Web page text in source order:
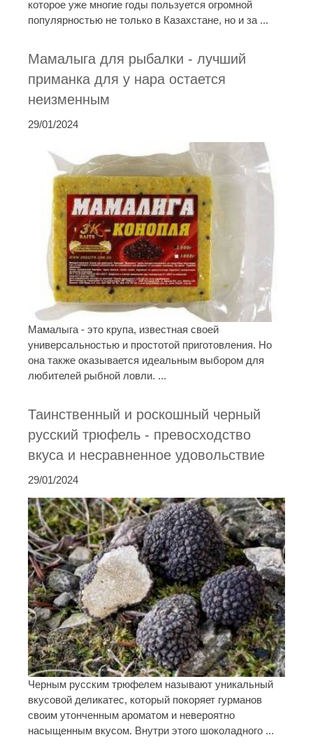
которое уже многие годы пользуется огромной
популярностью не только в Казахстане, но и за ...
Мамалыга для рыбалки - лучший
приманка для у нара остается
неизменным
29/01/2024
Мамалыга - это крупа, известная своей
универсальностью и простотой приготовления. Но
она также оказывается идеальным выбором для
любителей рыбной ловли. ...
Таинственный и роскошный черный
русский трюфель - превосходство
вкуса и несравненное удовольствие
29/01/2024
Черным русским трюфелем называют уникальный
вкусовой деликатес, который покоряет гурманов
своим утонченным ароматом и невероятно
насыщенным вкусом. Внутри этого шоколадного ...